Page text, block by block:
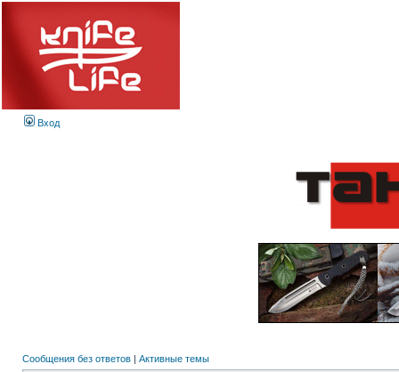
Вход
Сообщения без ответов | Активные темы